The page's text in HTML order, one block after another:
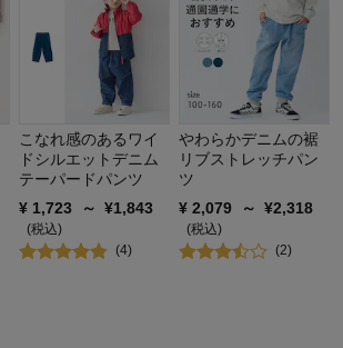
こなれ感のあるワイ
ドシルエットデニム
テーパードパンツ
¥ 1,723 ～ ¥1,843
(税込)
(4)
やわらかデニムの裾
リブストレッチパン
ツ
¥ 2,079 ～ ¥2,318
(税込)
(2)